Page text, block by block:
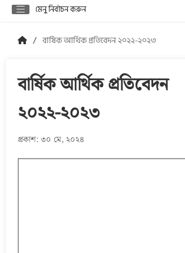
মেনু নির্বাচন করুন
বার্ষিক আর্থিক প্রতিবেদন ২০২২-২০২৩
বার্ষিক আর্থিক প্রতিবেদন
২০২২-২০২৩
প্রকাশ: ৩০ মে, ২০২৪